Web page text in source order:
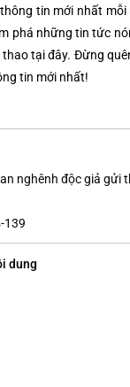
tin mới nhất
phá những tin tức
tại đây. Đừng
tin mới nhất!
nghênh độc giả gửi
139
dung